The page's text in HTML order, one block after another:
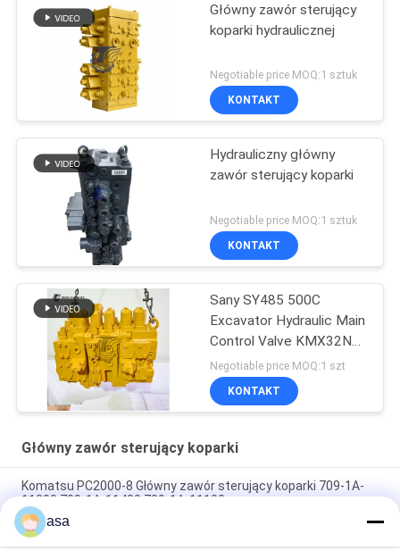
Główny zawór sterujący
koparki hydraulicznej
Negotiable price MOQ:1 sztuk
KONTAKT
Hydrauliczny główny
zawór sterujący koparki
Negotiable price MOQ:1 sztuk
KONTAKT
Sany SY485 500C
Excavator Hydraulic Main
Control Valve KMX32NA
High Quality
Negotiable price MOQ:1 szt
KONTAKT
Główny zawór sterujący koparki
Komatsu PC2000-8 Główny zawór sterujący koparki 709-1A-
11300 709-1A-11400 709-1A-11100
PC160LC-7 PC160-7 Wynęgarka z zawórami sterującymi
Komatsu, 723-57-16100 Główne części wykopalni
asa